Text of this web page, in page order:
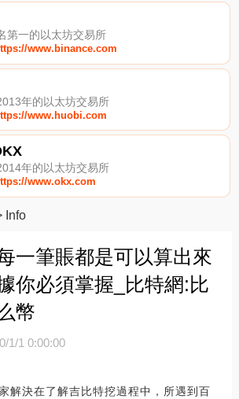
第一的以太坊交易所
www.binance.com
年的以太坊交易所
www.huobi.com
年的以太坊交易所
www.okx.com
Info
一筆賬都是可以算出來
你必須掌握_比特網:比
幣
1/1 0:00:00
解決在了解吉比特挖過程中，所遇到百